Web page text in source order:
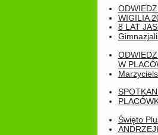
WIGILIA
8 LAT
W
Święto